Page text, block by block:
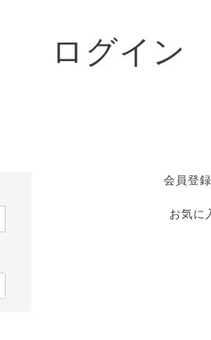
ログイン
会員登
お気に